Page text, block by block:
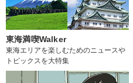
東海満喫Walker
東海エリアを楽しむためのニュースや
トピックスを大特集